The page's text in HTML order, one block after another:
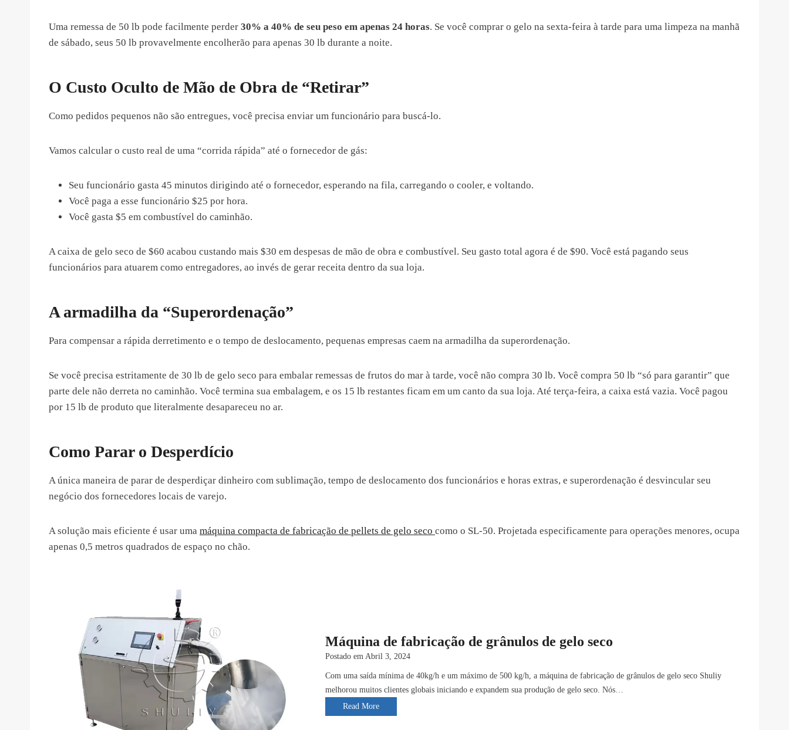
Uma remessa de 50 lb pode facilmente perder 30% a 40% de seu peso em apenas 24 horas. Se você comprar o gelo na sexta-feira à tarde para uma limpeza na manhã
de sábado, seus 50 lb provavelmente encolherão para apenas 30 lb durante a noite.
O Custo Oculto de Mão de Obra de “Retirar”
Como pedidos pequenos não são entregues, você precisa enviar um funcionário para buscá-lo.
Vamos calcular o custo real de uma “corrida rápida” até o fornecedor de gás:
Seu funcionário gasta 45 minutos dirigindo até o fornecedor, esperando na fila, carregando o cooler, e voltando.
Você paga a esse funcionário $25 por hora.
Você gasta $5 em combustível do caminhão.
A caixa de gelo seco de $60 acabou custando mais $30 em despesas de mão de obra e combustível. Seu gasto total agora é de $90. Você está pagando seus
funcionários para atuarem como entregadores, ao invés de gerar receita dentro da sua loja.
A armadilha da “Superordenação”
Para compensar a rápida derretimento e o tempo de deslocamento, pequenas empresas caem na armadilha da superordenação.
Se você precisa estritamente de 30 lb de gelo seco para embalar remessas de frutos do mar à tarde, você não compra 30 lb. Você compra 50 lb “só para garantir” que
parte dele não derreta no caminhão. Você termina sua embalagem, e os 15 lb restantes ficam em um canto da sua loja. Até terça-feira, a caixa está vazia. Você pagou
por 15 lb de produto que literalmente desapareceu no ar.
Como Parar o Desperdício
A única maneira de parar de desperdiçar dinheiro com sublimação, tempo de deslocamento dos funcionários e horas extras, e superordenação é desvincular seu
negócio dos fornecedores locais de varejo.
A solução mais eficiente é usar uma máquina compacta de fabricação de pellets de gelo seco como o SL-50. Projetada especificamente para operações menores, ocupa
apenas 0,5 metros quadrados de espaço no chão.
Máquina de fabricação de grânulos de gelo seco
Postado emAbril 3, 2024
Com uma saída mínima de 40kg/h e um máximo de 500 kg/h, a máquina de fabricação de grânulos de gelo seco Shuliy
melhorou muitos clientes globais iniciando e expandem sua produção de gelo seco. Nós…
Read MoreM